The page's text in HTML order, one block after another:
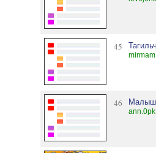
45
46 Малыш